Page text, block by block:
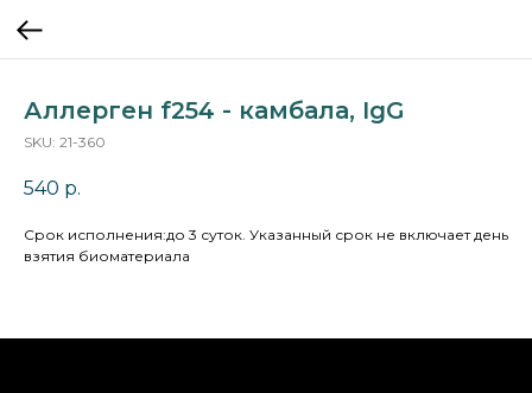
Аллерген f254 - камбала, IgG
SKU: 21-360
540 р.
Cрок исполнения:до 3 суток. Указанный срок не включает день
взятия биоматериала